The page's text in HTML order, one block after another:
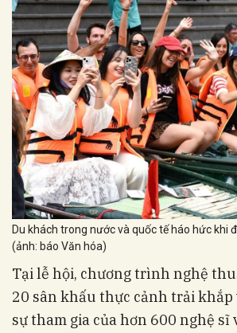
Du khách trong nước và quốc tế háo hức khi
(ảnh: báo Văn hóa)
Tại lễ hội, chương trình nghệ
20 sân khấu thực cảnh trải khắp
sự tham gia của hơn 600 nghệ sĩ